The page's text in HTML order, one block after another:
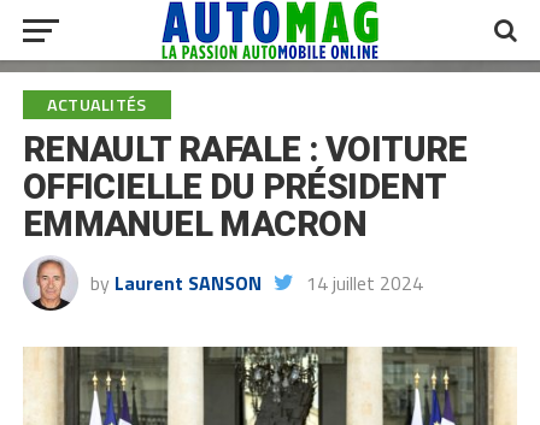
ACTUALITÉS
RENAULT RAFALE : VOITURE
OFFICIELLE DU PRÉSIDENT
EMMANUEL MACRON
by Laurent SANSON 14 juillet 2024